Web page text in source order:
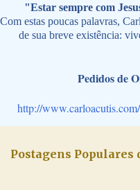
"Estar sempre com
Com estas poucas palavras,
de sua breve existência:
Pedidos de
http://
Postagens Populares